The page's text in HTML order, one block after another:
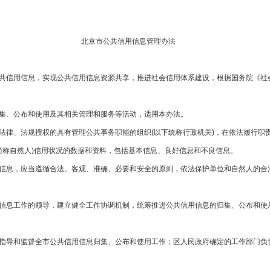
北京市公共信用信息管理办法
信息，实现公共信用信息资源共享，推进社会信用体系建设，根据国务院《社
布和使用及其相关管理和服务等活动，适用本办法。
、法规授权的具有管理公共事务职能的组织(以下统称行政机关)，在依法履行职
自然人)信用状况的数据和资料，包括基本信息、良好信息和不良信息。
应当遵循合法、客观、准确、必要和安全的原则，依法保护单位和自然人的合
作的领导，建立健全工作协调机制，统筹推进公共信用信息的归集、公布和使
监督全市公共信用信息归集、公布和使用工作；区人民政府确定的工作部门负